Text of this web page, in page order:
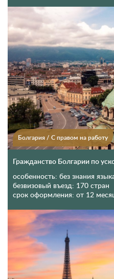
Болгария / С правом на работу
Гражданство Болгарии по
особенность: без знания
безвизовый въезд: 170 стран
срок оформления: от 12